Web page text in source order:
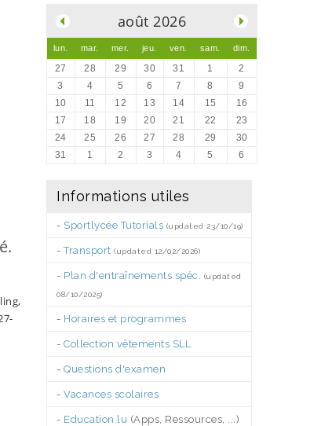
août 2026
lun. mar. mer. jeu. ven. sam. dim.
27 28 29 30 31 1
2
3
4 5 6 7 8
9
10
11 12 13 14 15
16
17
18 19 20 21 22
23
24
25 26 27 28 29
30
31
1 2 3 4 5 6
Informations utiles
- Sportlycée Tutorials (updated 23/10/19)
-Transport (updated 12/02/2026)
- Plan d'entraînements spéc. (updated
08/10/2025)
- Horaires et programmes
- Collection vêtements SLL
- Questions d'examen
- Vacances scolaires
- Education.lu (Apps, Ressources, ...)